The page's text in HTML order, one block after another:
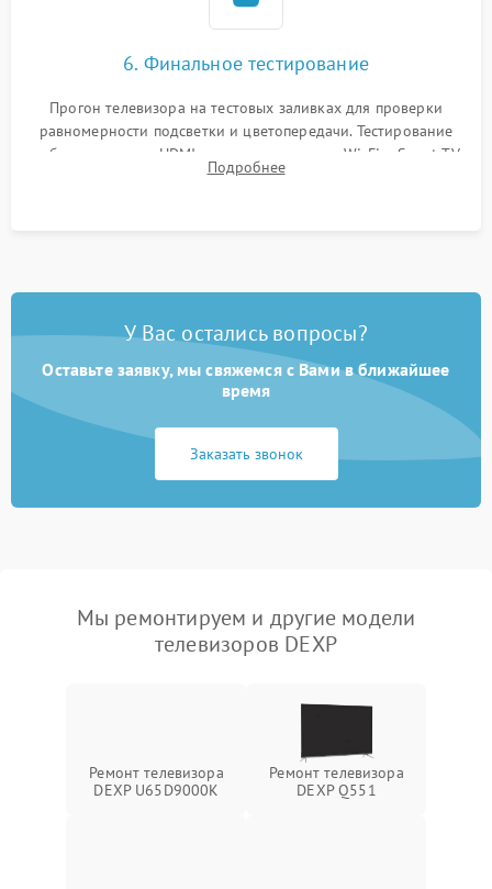
6. Финальное тестирование
Прогон телевизора на тестовых заливках для проверки
равномерности подсветки и цветопередачи. Тестирование
работы разъемов HDMI, динамиков, модуля Wi-Fi и Smart TV
в рабочем режиме в течение нескольких часов.
Подробнее
У Вас остались вопросы?
Оставьте заявку, мы свяжемся с Вами в ближайшее
время
Заказать звонок
Мы ремонтируем и другие модели
телевизоров DEXP
Ремонт телевизора
DEXP U65D9000K
Ремонт телевизора
DEXP Q551